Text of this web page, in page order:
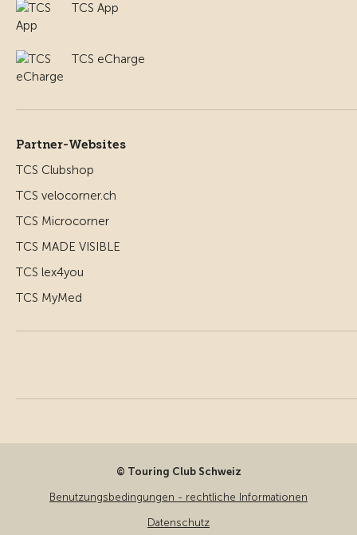
TCS App
TCS eCharge
Partner-Websites
TCS Clubshop
TCS velocorner.ch
TCS Microcorner
TCS MADE VISIBLE
TCS lex4you
TCS MyMed
© Touring Club Schweiz
Benutzungsbedingungen - rechtliche Informationen
Datenschutz